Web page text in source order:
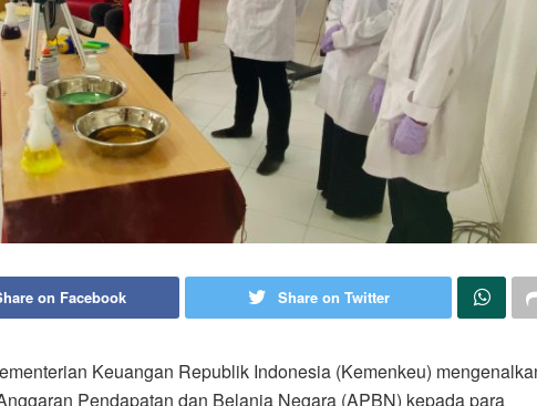
on Facebook Share on Twitter
Keuangan Republik Indonesia (Kemenkeu)
Pendapatan dan Belanja Negara (APBN) kepada para